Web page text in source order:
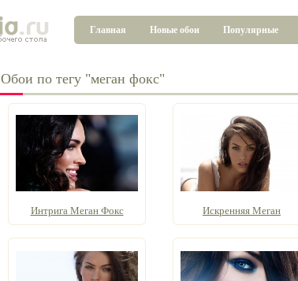
Главная Новые обои Популярные
Обои по тегу "меган фокс"
Интрига Меган Фокс Искренняя Меган